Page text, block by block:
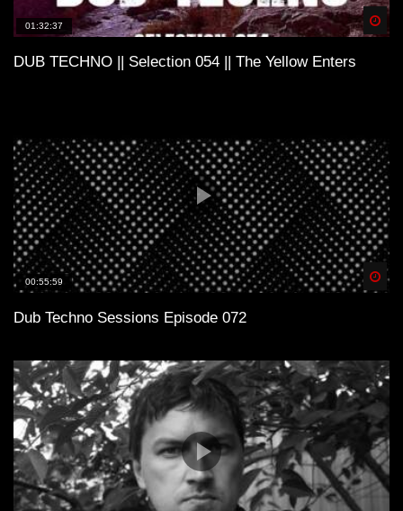
01:32:37
DUB TECHNO || Selection 054 || The Yellow Enters
00:55:59
Dub Techno Sessions Episode 072